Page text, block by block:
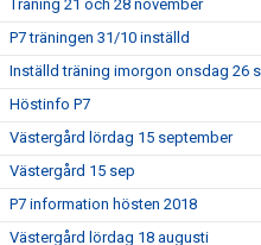
Träning 21 och 28 november
P7 träningen 31/10 inställd
Inställd träning imorgon onsdag 26
Höstinfo P7
Västergård lördag 15 september
Västergård 15 sep
P7 information hösten 2018
Västergård lördag 18 augusti